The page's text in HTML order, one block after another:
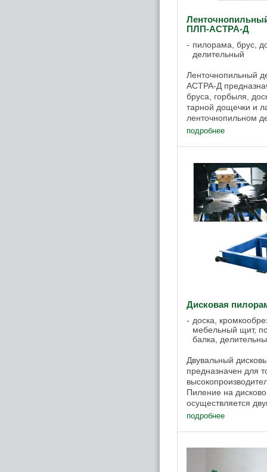
ПЛП-АСТРА-Д
пилорама, брус,
делительный
Ленточнопильный
АСТРА-Д
бруса, горбыля,
тарной дощечки и
ленточнопильном
с непрерывной
подробнее
Дисковая
доска,
мебельный щит,
балка,
Двувальный
предназначен для
Пиление на
осуществляется
расположенными в
подробнее